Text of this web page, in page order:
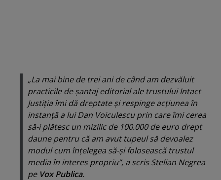
„La mai bine de trei ani de când am dezvăluit
practicile de şantaj editorial ale trustului Intact
Justiţia îmi dă dreptate şi respinge acţiunea în
instanţă a lui Dan Voiculescu prin care îmi cerea
să-i plătesc un mizilic de 100.000 de euro drept
daune pentru că am avut tupeul să devoalez
modul cum înţelegea să-şi folosească trustul
media în interes propriu”, a scris Stelian Negrea
pe Vox Publica.